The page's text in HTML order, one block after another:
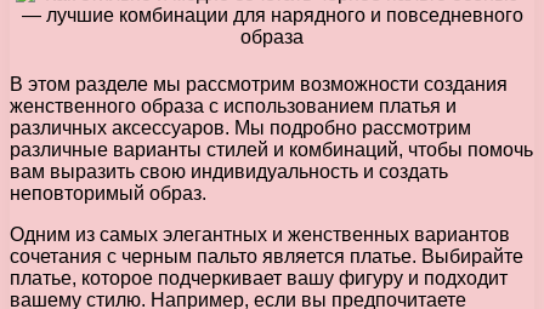
В этом разделе мы рассмотрим возможности создания
женственного образа с использованием платья и
различных аксессуаров. Мы подробно рассмотрим
различные варианты стилей и комбинаций, чтобы помочь
вам выразить свою индивидуальность и создать
неповторимый образ.
Одним из самых элегантных и женственных вариантов
сочетания с черным пальто является платье. Выбирайте
платье, которое подчеркивает вашу фигуру и подходит
вашему стилю. Например, если вы предпочитаете